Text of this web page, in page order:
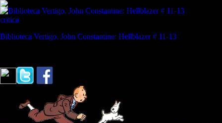
critica
Biblioteca Vertigo. John Constantine: Hellblazer # 11-13